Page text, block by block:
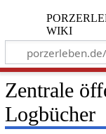
wiki
Zentrale
Logbücher